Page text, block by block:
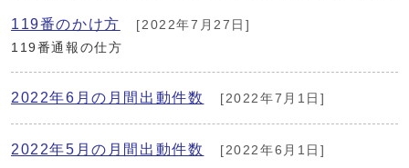
119番のかけ方
[2022年7月27日]
119番通報の仕方
2022年6月の月間出動件数 [2022年7月1日]
2022年5月の月間出動件数 [2022年6月1日]